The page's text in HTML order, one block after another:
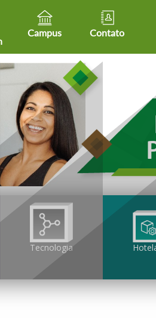
Campus Contato
Tecnologia